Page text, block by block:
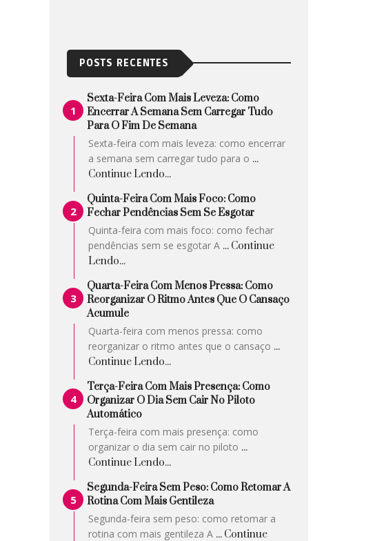
POSTS RECENTES
Sexta-Feira Com Mais Leveza: Como
Encerrar A Semana Sem Carregar Tudo
Para O Fim De Semana
Sexta-feira com mais leveza: como encerrar
a semana sem carregar tudo para o ...
Continue Lendo...
Quinta-Feira Com Mais Foco: Como
Fechar Pendências Sem Se Esgotar
Quinta-feira com mais foco: como fechar
pendências sem se esgotar A ... Continue
Lendo...
Quarta-Feira Com Menos Pressa: Como
Reorganizar O Ritmo Antes Que O Cansaço
Acumule
Quarta-feira com menos pressa: como
reorganizar o ritmo antes que o cansaço ...
Continue Lendo...
Terça-Feira Com Mais Presença: Como
Organizar O Dia Sem Cair No Piloto
Automático
Terça-feira com mais presença: como
organizar o dia sem cair no piloto ...
Continue Lendo...
Segunda-Feira Sem Peso: Como Retomar A
Rotina Com Mais Gentileza
Segunda-feira sem peso: como retomar a
rotina com mais gentileza A ... Continue